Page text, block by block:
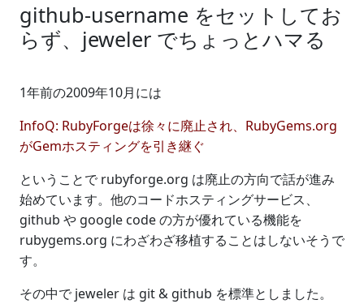
github-username をセットしてお
らず、jeweler でちょっとハマる
1年前の2009年10月には
InfoQ: RubyForgeは徐々に廃止され、RubyGems.org
がGemホスティングを引き継ぐ
ということで rubyforge.org は廃止の方向で話が進み
始めています。他のコードホスティングサービス、
github や google code の方が優れている機能を
rubygems.org にわざわざ移植することはしないそうで
す。
その中で jeweler は git & github を標準としました。